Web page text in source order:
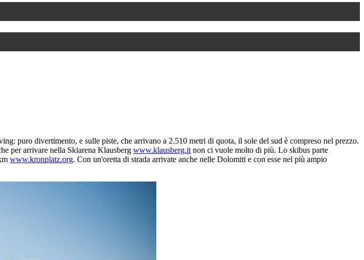
puro divertimento, e sulle piste, che arrivano a 2.510 metri di quota, il sole del sud è compreso nel prezzo.
per arrivare nella Skiarena Klausberg www.klausberg.it non ci vuole molto di più. Lo skibus parte
www.kronplatz.org. Con un'oretta di strada arrivate anche nelle Dolomiti e con esse nel più ampio